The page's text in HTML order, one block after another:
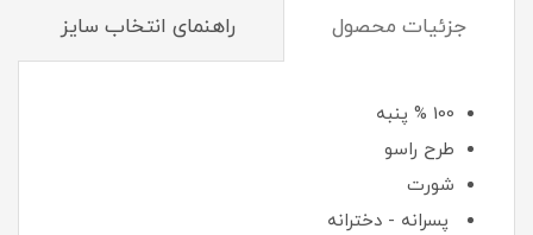
جزئیات محصول راهنمای انتخاب سایز
100 % پنبه
طرح راسو
شورت
پسرانه - دخترانه